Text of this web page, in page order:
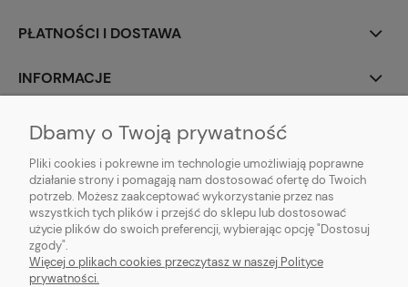
PŁATNOŚCI I DOSTAWA
INFORMACJE
O NAS
Sklep z klockami LEGO, Playmobil, modelami Schleich, Bburago, Siku,
zabawkami dla dziewczynek Baby Born, Baby Annabell, Top Model oraz
artykułami modelarskimi Games Workshop, Tamiya, Revell.
Copyright © 2026 tommytoys.pl Wszystkie prawa zastrzeżone.
Dbamy o Twoją prywatność
Pliki cookies i pokrewne im technologie umożliwiają poprawne
działanie strony i pomagają nam dostosować ofertę do Twoich
potrzeb. Możesz zaakceptować wykorzystanie przez nas
wszystkich tych plików i przejść do sklepu lub dostosować
użycie plików do swoich preferencji, wybierając opcję "Dostosuj
zgody".
Więcej o plikach cookies przeczytasz w naszej Polityce
prywatności.